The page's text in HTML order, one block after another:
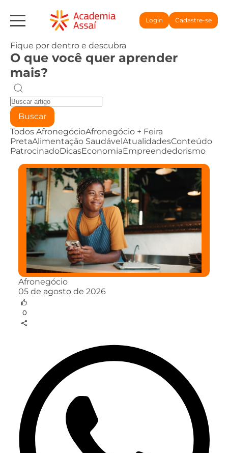
Login Cadastre-se
Fique por dentro e descubra
O que você quer aprender
mais?
Buscar
Todos AfronegócioAfronegócio + Feira
PretaAlimentação SaudávelAtualidadesConteúdo
PatrocinadoDicasEconomiaEmpreendedorismo
Afronegócio
05 de agosto de 2026
0